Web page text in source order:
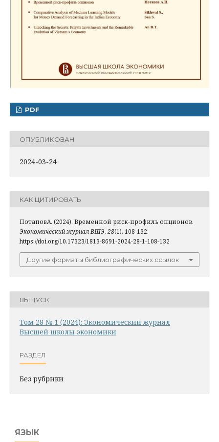
PDF
ОПУБЛИКОВАН
2024-03-24
КАК ЦИТИРОВАТЬ
ПотаповА. (2024). Временной риск-профиль опционов.
Экономический журнал ВШЭ, 28(1), 108-132.
https://doi.org/10.17323/1813-8691-2024-28-1-108-132
Другие форматы библиографических ссылок
ВЫПУСК
Том 28 № 1 (2024): Экономический журнал
Высшей школы экономики
РАЗДЕЛ
Без рубрики
ЯЗЫК